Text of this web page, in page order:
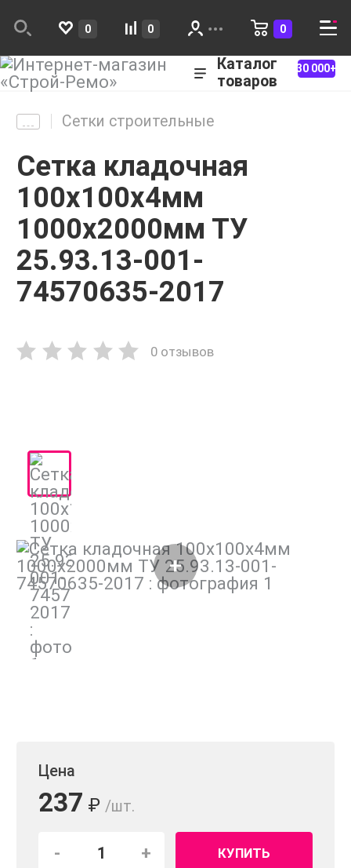
0 0 0
Каталог
товаров
30 000+
Сетки строительные
Сетка кладочная
100х100х4мм
1000х2000мм ТУ
25.93.13-001-
74570635-2017
0 отзывов
Цена
237 ₽ /шт.
- + КУПИТЬ